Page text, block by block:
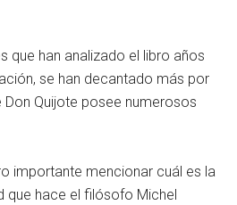
que han analizado el libro años
se han decantado más por
Don Quijote posee numerosos
importante mencionar cuál es la
que hace el filósofo Michel